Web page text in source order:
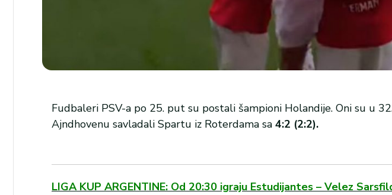
Fudbaleri PSV-a po 25. put su postali šampioni Holandije. Oni su u
Ajndhovenu savladali Spartu iz Roterdama sa 4:2 (2:2).
LIGA KUP ARGENTINE: Od 20:30 igraju Estudijantes – Velez